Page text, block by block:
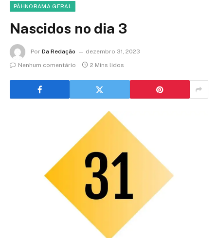
PÀHNORAMA GERAL
Nascidos no dia 3
Por Da Redação
dezembro 31, 2023
Nenhum comentário
2 Mins lidos